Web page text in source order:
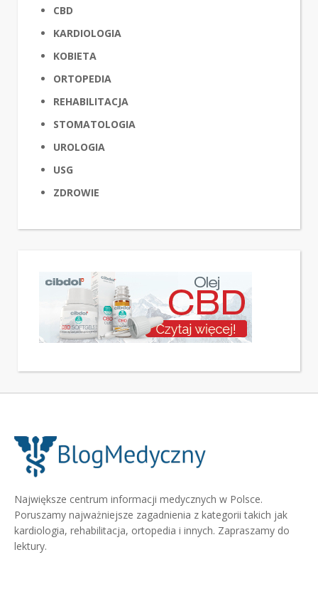
CBD
KARDIOLOGIA
KOBIETA
ORTOPEDIA
REHABILITACJA
STOMATOLOGIA
UROLOGIA
USG
ZDROWIE
Największe centrum informacji medycznych w Polsce.
Poruszamy najważniejsze zagadnienia z kategorii takich jak
kardiologia, rehabilitacja, ortopedia i innych. Zapraszamy do
lektury.